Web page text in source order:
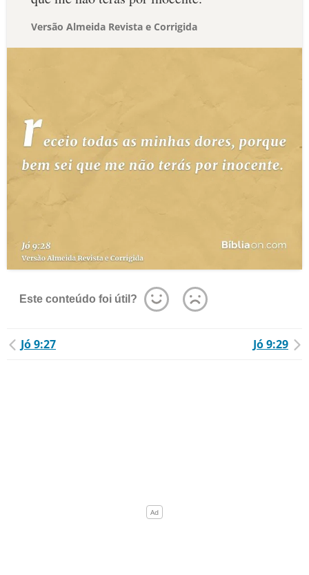
Versão Almeida Revista e Corrigida
Este conteúdo foi útil?
Jó 9:27 Jó 9:29